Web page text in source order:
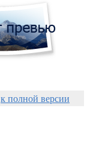
к полной версии